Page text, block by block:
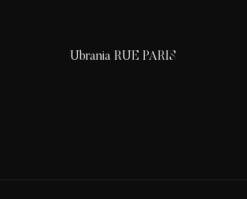
Ubrania RUE PARIS